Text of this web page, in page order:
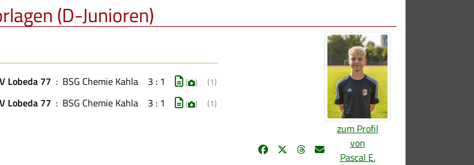
(D-Junioren)
zum Profil
von
Pascal E.
Lobeda 77 : BSG Chemie Kahla 3 : 1 ( ) (1)
Lobeda 77 : BSG Chemie Kahla 3 : 1 ( ) (1)